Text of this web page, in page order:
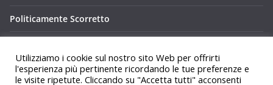
Politicamente Scorretto
Utilizziamo i cookie sul nostro sito Web per offrirti
l'esperienza più pertinente ricordando le tue preferenze e
le visite ripetute. Cliccando su "Accetta tutti" acconsenti